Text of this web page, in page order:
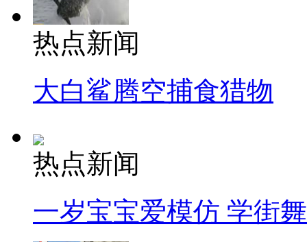
热点新闻
大白鲨腾空捕食猎物
热点新闻
一岁宝宝爱模仿 学街